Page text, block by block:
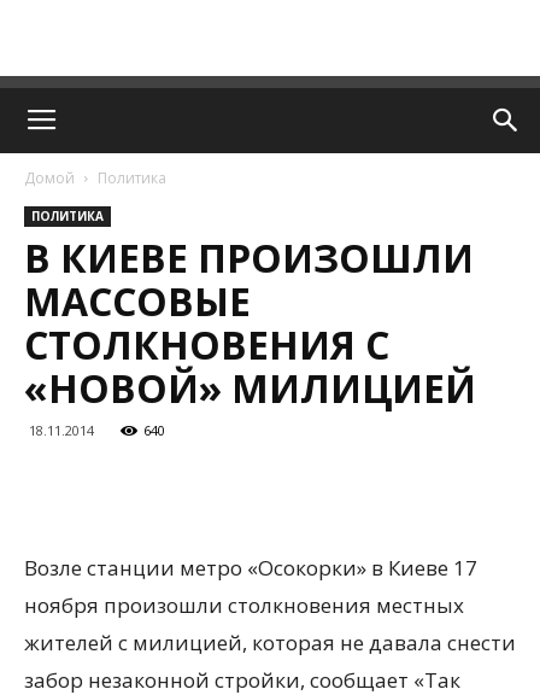
Домой Политика
ПОЛИТИКА
В КИЕВЕ ПРОИЗОШЛИ
МАССОВЫЕ
СТОЛКНОВЕНИЯ С
«НОВОЙ» МИЛИЦИЕЙ
18.11.2014 640
Возле станции метро «Осокорки» в Киеве 17
ноября произошли столкновения местных
жителей с милицией, которая не давала снести
забор незаконной стройки, сообщает «Так